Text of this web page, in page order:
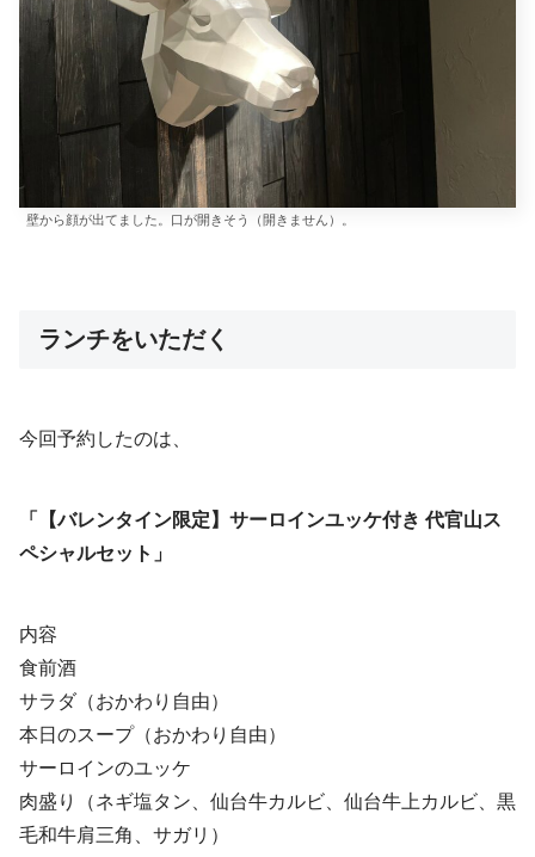
壁から顔が出てました。口が開きそう（開きません）。
ランチをいただく
今回予約したのは、
「【バレンタイン限定】サーロインユッケ付き 代官山ス
ペシャルセット」
内容
食前酒
サラダ（おかわり自由）
本日のスープ（おかわり自由）
サーロインのユッケ
肉盛り（ネギ塩タン、仙台牛カルビ、仙台牛上カルビ、黒
毛和牛肩三角、サガリ）